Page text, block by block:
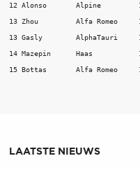
12 Alonso       Alpine
13 Zhou         Alfa Romeo
13 Gasly        AlphaTauri
14 Mazepin      Haas
15 Bottas       Alfa Romeo
LAATSTE NIEUWS